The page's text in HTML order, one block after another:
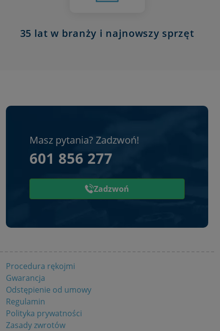
35 lat w branży i najnowszy sprzęt
Masz pytania? Zadzwoń!
601 856 277
Zadzwoń
Procedura rękojmi
Gwarancja
Odstępienie od umowy
Regulamin
Polityka prywatności
Zasady zwrotów